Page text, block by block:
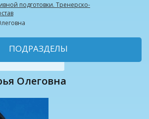
подготовки. Тренерско-
ПОДРАЗДЕЛЫ
Олеговна